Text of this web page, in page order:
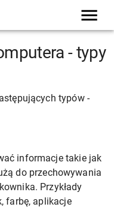
- typy
typów -
informacje takie jak
do przechowywania
Przykłady
farbę, aplikacje